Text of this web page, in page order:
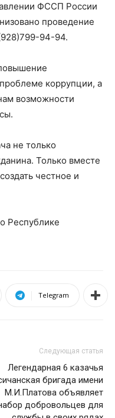
ФССП России
проведение
94-94.
коррупции, а
возможности
не только
Только вместе
честное и
Республике
Telegram
Следующая статья
Легендарная 6 казачья
бригада имени
М.И.Платова объявляет
добровольцев для